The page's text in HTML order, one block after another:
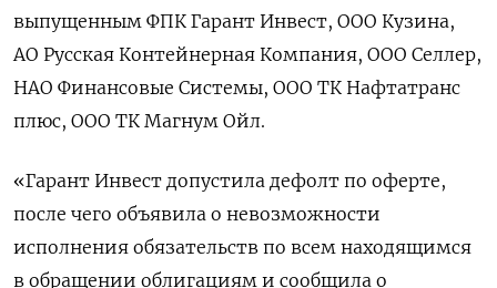
выпущенным ФПК Гарант Инвест, ООО Кузина,
АО Русская Контейнерная Компания, ООО Селлер,
НАО Финансовые Системы, ООО ТК Нафтатранс
плюс, ООО ТК Магнум Ойл.
«Гарант Инвест допустила дефолт по оферте,
после чего объявила о невозможности
исполнения обязательств по всем находящимся
в обращении облигациям и сообщила о